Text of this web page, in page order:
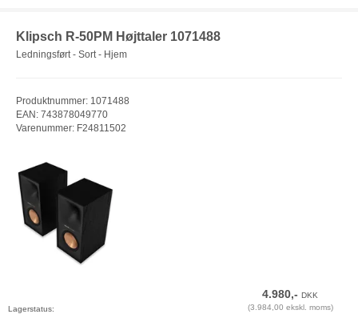
Klipsch R-50PM Højttaler 1071488
Ledningsført - Sort - Hjem
Produktnummer: 1071488
EAN: 743878049770
Varenummer: F24811502
Lagerstatus:
4.980,-DKK
(3.984,00 ekskl. moms)